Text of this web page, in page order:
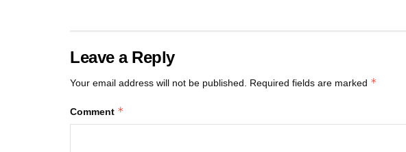
Leave a Reply
Your email address will not be published. Required fields are marked *
Comment *